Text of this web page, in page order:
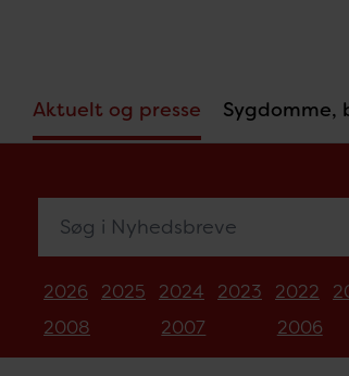
Aktuelt og presse Sygdomme,
2026 2025 2024 2023 2022
2008
2007 2006